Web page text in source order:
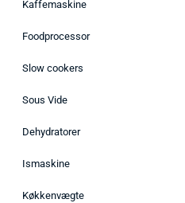
Kaffemaskine
Foodprocessor
Slow cookers
Sous Vide
Dehydratorer
Ismaskine
Køkkenvægte